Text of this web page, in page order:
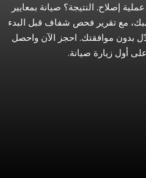
إصلاح. النتيجة؟ صيانة بمعايير
مع تقرير فحص شفاف قبل البدء
بدون موافقتك. احجز الآن واحصل